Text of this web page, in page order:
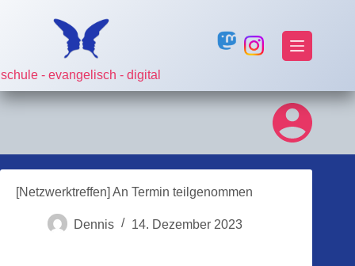
schule - evangelisch - digital
[Netzwerktreffen] An Termin teilgenommen
Dennis 14. Dezember 2023